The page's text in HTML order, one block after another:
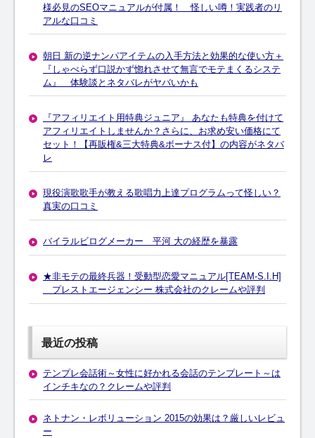
様必見のSEOマニュアルが付属！ 怪しい噂！実践者のリ
アルな口コミ
朝日 新の逆ナンパアイテムの入手方法と効果的な使い方＋
『しゃべらず口説かず惚れさせて無言でモテまくるシステ
ム』 体験談とネタバレがヤバいかも
『アフィリエイト用特典ジュニア』 あなたも特典を付けて
アフィリエイトしませんか？さらに、お求め安い価格にて
セット！【再販権&三大特典&ボーナス付】の内容がネタバ
レ
現役演歌歌手が教える歌唱力上達プログラムって怪しい？
真実の口コミ
バイラルビログメーカー 平河 大の経歴を暴露
★非モテの最終兵器！受動型恋愛マニュアル[TEAM-S.I.H]
プレストエージェンシー 株式会社のクレームや評判
最近の投稿
テンプレ会話術～女性に好かれる会話のテンプレート～は
インチキなの？クレームや評判
ネトナン・レボリューション 2015の効果は？厳しいレビュ
ー